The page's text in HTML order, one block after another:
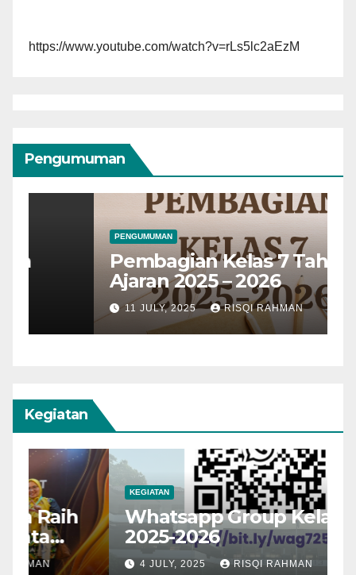
https://www.youtube.com/watch?v=rLs5lc2aEzM
Pengumuman
Pembagian Kelas 7 Tahun
Ajaran 2025 – 2026
11 JULY, 2025 RISQI RAHMAN
Kegiatan
KEGIATAN
Whatsapp Group Kelas 7
2025-2026
4 JULY, 2025 RISQI RAHMAN